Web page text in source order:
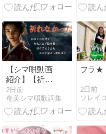
【シマ唄動画
紹介】【祈れ
なかった夜】
BLUES_Creator
奄美大島/沖縄/
ィーズ/ブルー
2日前
奄美シマ唄歌詞集
フラ★
2日前